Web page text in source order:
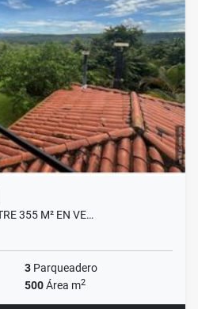
355 M² EN VE…
3 Parqueadero
500Área m2